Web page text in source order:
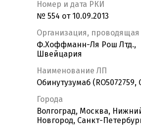
Номер и дата РКИ
№ 554 от 10.09.2013
Организация, проводящая
Ф.Хоффманн-Ля Рош Лтд.,
Швейцария
Наименование ЛП
Обинутузумаб (RO5072759,
Города
Волгоград, Москва,
Новгород, Санкт-